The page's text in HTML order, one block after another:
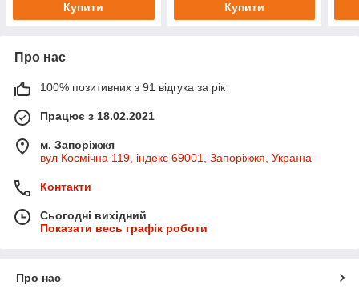
Купити Купити
Про нас
100% позитивних з 91 відгука за рік
Працює з 18.02.2021
м. Запоріжжя
вул Космічна 119, індекс 69001, Запоріжжя, Україна
Контакти
Сьогодні вихідний
Показати весь графік роботи
Про нас